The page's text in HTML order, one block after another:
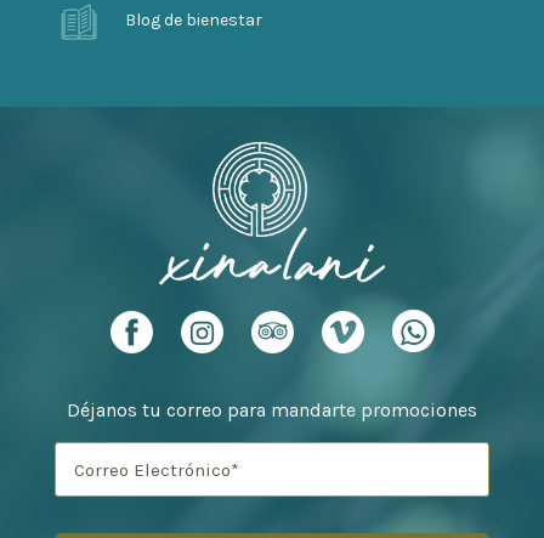
Blog de bienestar
Déjanos tu correo para mandarte promociones